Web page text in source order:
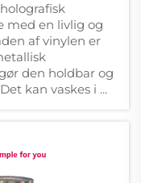
med en livlig og
af vinylen er
den holdbar og
kan vaskes i ...